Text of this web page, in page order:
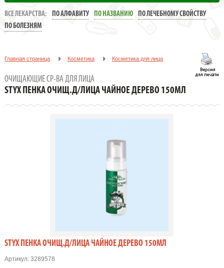
ВСЕ ЛЕКАРСТВА: ПО АЛФАВИТУ ПО НАЗВАНИЮ
ПО ЛЕЧЕБНОМУ СВОЙСТВУ
ПО БОЛЕЗНЯМ
Главная страница Косметика Косметика для лица
STYX Пенка очищ.д/лица ЧАЙНОЕ ДЕРЕВО 150мл
ОЧИЩАЮЩИЕ СР-ВА ДЛЯ ЛИЦА
STYX ПЕНКА ОЧИЩ.Д/ЛИЦА ЧАЙНОЕ ДЕРЕВО 150МЛ
STYX ПЕНКА ОЧИЩ.Д/ЛИЦА ЧАЙНОЕ ДЕРЕВО 150МЛ
Артикул:3289578